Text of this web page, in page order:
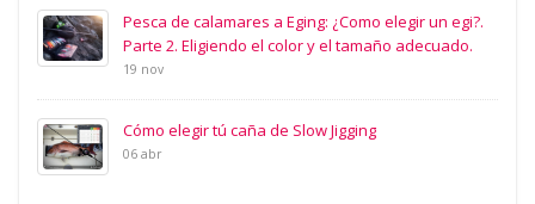
Pesca de calamares a Eging: ¿Como elegir un egi?.
Parte 2. Eligiendo el color y el tamaño adecuado.
19 nov
Cómo elegir tú caña de Slow Jigging
06 abr